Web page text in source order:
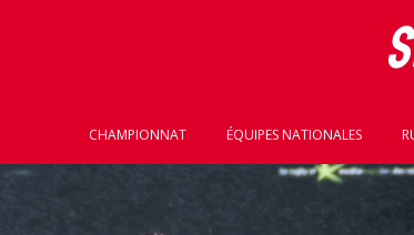
CHAMPIONNAT ÉQUIPES NATIONALES